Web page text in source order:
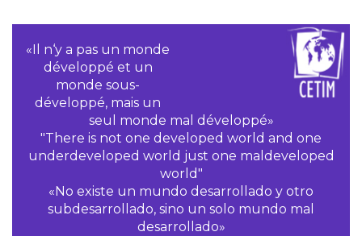
«Il n‘y a pas un monde
développé et un
monde sous-
développé, mais un
seul monde mal développé»
"There is not one developed world and one
underdeveloped world just one maldeveloped
world"
«No existe un mundo desarrollado y otro
subdesarrollado, sino un solo mundo mal
desarrollado»